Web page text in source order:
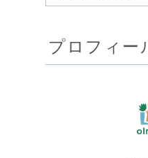
プロフィー